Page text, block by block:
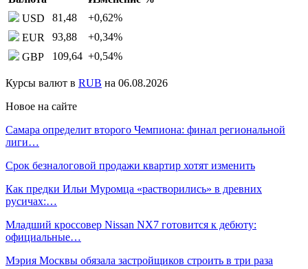
USD
81,48 +0,62%
EUR
93,88 +0,34%
GBP
109,64 +0,54%
Курсы валют в RUB на 06.08.2026
Новое на сайте
Самара определит второго Чемпиона: финал региональной
лиги…
Срок безналоговой продажи квартир хотят изменить
Как предки Ильи Муромца «растворились» в древних
русичах:…
Младший кроссовер Nissan NX7 готовится к дебюту:
официальные…
Мэрия Москвы обязала застройщиков строить в три раза